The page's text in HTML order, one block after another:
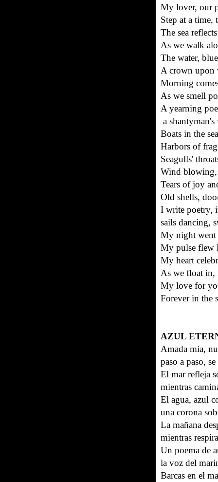
My lover, our
Step at a time,
The sea
As we walk
The water,
A crown upon
Morning
As we smell
A yearning
a
Boats in the
Harbors of
Seagulls'
Wind blowing,
Tears of joy
Old shells,
I write poetry,
sails dancing,
My night
My pulse flew
My heart
As we float in,
My love for
Forever in the
AZUL
Amada mía,
paso a paso,
El mar refleja
mientras
El agua, azul
una corona
La mañana
mientras
Un poema de
la voz del
Barcas en el